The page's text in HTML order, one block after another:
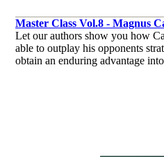
Master Class Vol.8 - Magnus
Let our authors show you how
able to outplay his opponents
obtain an enduring advantage
por Daniel King, Dr. Karsten